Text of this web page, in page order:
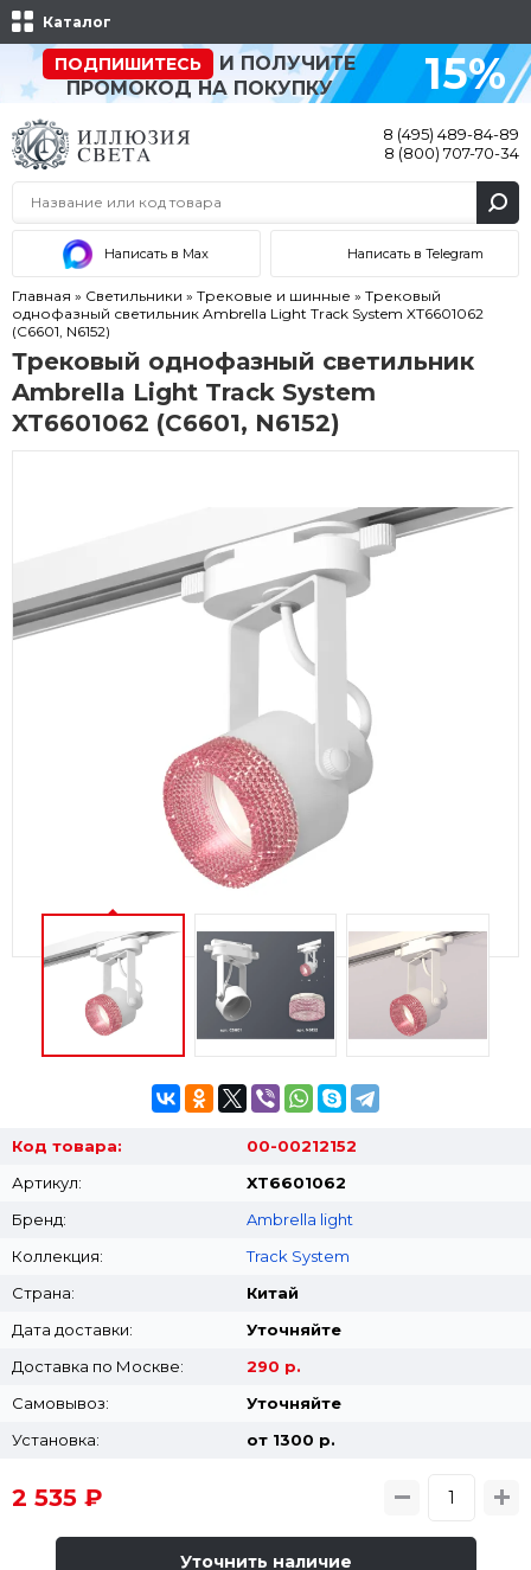
Каталог
ПОДПИШИТЕСЬ
И ПОЛУЧИТЕ
ПРОМОКОД НА ПОКУПКУ
15%
8 (495) 489-84-89
8 (800) 707-70-34
Написать в Max Написать в Telegram
Главная » Светильники » Трековые и шинные » Трековый
однофазный светильник Ambrella Light Track System XT6601062
(C6601, N6152)
Трековый однофазный светильник
Ambrella Light Track System
XT6601062 (C6601, N6152)
Код товара:
00-00212152
Артикул:
XT6601062
Бренд:
Ambrella light
Коллекция:
Track System
Страна:
Китай
Дата доставки:
Уточняйте
Доставка по Москве:
290 р.
Самовывоз:
Уточняйте
Установка:
от 1300 p.
2 535 ₽
Уточнить наличие